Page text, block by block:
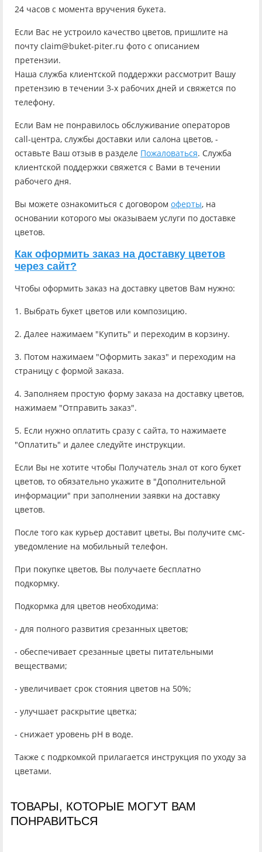
24 часов с момента вручения букета.
Если Вас не устроило качество цветов, пришлите на
почту claim@buket-piter.ru фото с описанием
претензии.
Наша служба клиентской поддержки рассмотрит Вашу
претензию в течении 3-х рабочих дней и свяжется по
телефону.
Если Вам не понравилось обслуживание операторов
call-центра, службы доставки или салона цветов, -
оставьте Ваш отзыв в разделе Пожаловаться. Служба
клиентской поддержки свяжется с Вами в течении
рабочего дня.
Вы можете ознакомиться с договором оферты, на
основании которого мы оказываем услуги по доставке
цветов.
Как оформить заказ на доставку цветов
через сайт?
Чтобы оформить заказ на доставку цветов Вам нужно:
1. Выбрать букет цветов или композицию.
2. Далее нажимаем "Купить" и переходим в корзину.
3. Потом нажимаем "Оформить заказ" и переходим на
страницу с формой заказа.
4. Заполняем простую форму заказа на доставку цветов,
нажимаем "Отправить заказ".
5. Если нужно оплатить сразу с сайта, то нажимаете
"Оплатить" и далее следуйте инструкции.
Если Вы не хотите чтобы Получатель знал от кого букет
цветов, то обязательно укажите в "Дополнительной
информации" при заполнении заявки на доставку
цветов.
После того как курьер доставит цветы, Вы получите смс-
уведомление на мобильный телефон.
При покупке цветов, Вы получаете бесплатно
подкормку.
Подкормка для цветов необходима:
- для полного развития срезанных цветов;
- обеспечивает срезанные цветы питательными
веществами;
- увеличивает срок стояния цветов на 50%;
- улучшает раскрытие цветка;
- снижает уровень рН в воде.
Также с подркомкой прилагается инструкция по уходу за
цветами.
ТОВАРЫ, КОТОРЫЕ МОГУТ ВАМ
ПОНРАВИТЬСЯ